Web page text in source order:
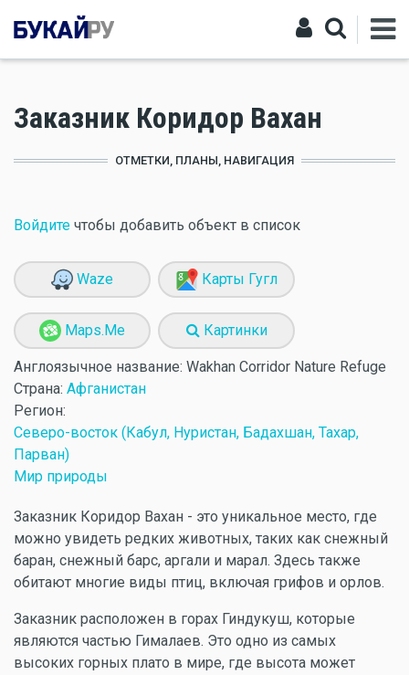
Заказник Коридор Вахан
ОТМЕТКИ, ПЛАНЫ, НАВИГАЦИЯ
Войдите чтобы добавить объект в список
Waze Карты Гугл
Maps.Me Картинки
Англоязычное название: Wakhan Corridor Nature Refuge
Страна: Афганистан
Регион:
Северо-восток (Кабул, Нуристан, Бадахшан, Тахар,
Парван)
Мир природы
Заказник Коридор Вахан - это уникальное место, где
можно увидеть редких животных, таких как снежный
баран, снежный барс, аргали и марал. Здесь также
обитают многие виды птиц, включая грифов и орлов.
Заказник расположен в горах Гиндукуш, которые
являются частью Гималаев. Это одно из самых
высоких горных плато в мире, где высота может